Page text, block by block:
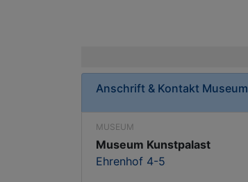
Anschrift & Kontakt Museum
MUSEUM
Museum Kunstpalast
Ehrenhof 4-5